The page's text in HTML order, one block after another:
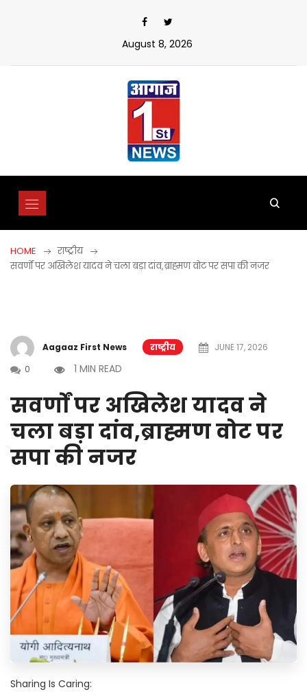
August 8, 2026
HOME
राष्ट्रीय
सवर्णों पर अखिलेश यादव ने चला बड़ा दांव,ब्राह्मण वोट पर सपा की नजर
Aagaaz First News राष्ट्रीय
JUNE 17, 2026
0
1 MIN READ
सवर्णों पर अखिलेश यादव ने
चला बड़ा दांव,ब्राह्मण वोट पर
सपा की नजर
Sharing Is Caring: